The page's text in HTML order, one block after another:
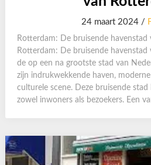
24 maart 2024 /
Rotterdam: De bruisende havenstad
Rotterdam: De bruisende
de op een na grootste stad van
zijn indrukwekkende haven,
culturele scene. Deze bruisende
zowel inwoners als bezoekers. Een